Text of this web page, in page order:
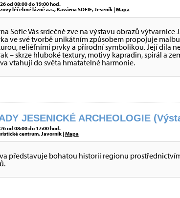
od 08:00 do 19:00 hod.
léčebné lázně a.s., Kavárna SOFIE, Jeseník |Mapa
Sofie Vás srdečně zve na výstavu obrazů výtvarnice
ve své tvorbě unikátním způsobem propojuje
reliéfními prvky a přírodní symbolikou. Její díla
– skrze hluboké textury, motivy kapradin, spirál a
vtahují do světa hmatatelné harmonie.
JESENICKÉ ARCHEOLOGIE
od 08:00 do 17:00 hod.
centrum, Javorník |Mapa
představuje bohatou historii regionu